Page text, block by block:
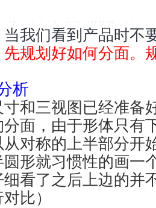
我们看到产品时不
先规划好如何分面。
析
和三视图已经准备
面，由于形体只有
对称的上半部分开
形就习惯性的画一
细看了之后上边的并
比）